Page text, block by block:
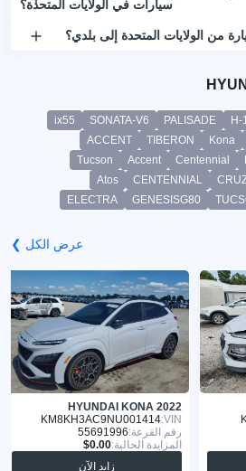
سيارات في الولايات المتحدة؟
من الولايات المتحدة إلى بلدي؟
H-1
PALISADE
SONATA-V6
ix55
Kona
TIBERON
ACCENT
Centennial
Accent
Tucson
CENTENNIAL
Atos
GENESISG80
ELECTRA
عرض الكل ❯
HYUNDAI KONA 2022
VIN:
KM8KH3AC9NU001414
رقم القرعة:55691996
المزايدة الحالية:
زايد الآن